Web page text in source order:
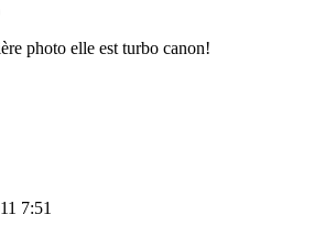
photo elle est turbo canon!
7:51